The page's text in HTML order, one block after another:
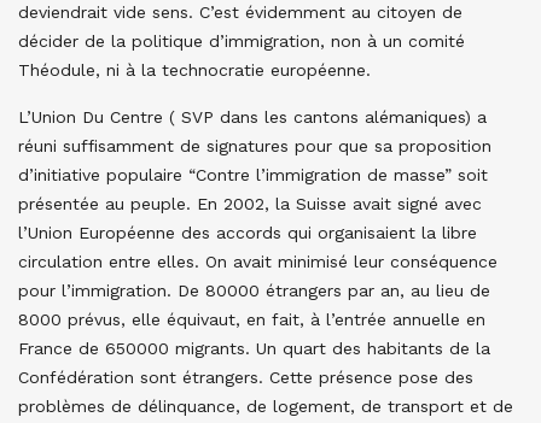
deviendrait vide sens. C’est évidemment au citoyen de
décider de la politique d’immigration, non à un comité
Théodule, ni à la technocratie européenne.
L’Union Du Centre ( SVP dans les cantons alémaniques) a
réuni suffisamment de signatures pour que sa proposition
d’initiative populaire “Contre l’immigration de masse” soit
présentée au peuple. En 2002, la Suisse avait signé avec
l’Union Européenne des accords qui organisaient la libre
circulation entre elles. On avait minimisé leur conséquence
pour l’immigration. De 80000 étrangers par an, au lieu de
8000 prévus, elle équivaut, en fait, à l’entrée annuelle en
France de 650000 migrants. Un quart des habitants de la
Confédération sont étrangers. Cette présence pose des
problèmes de délinquance, de logement, de transport et de